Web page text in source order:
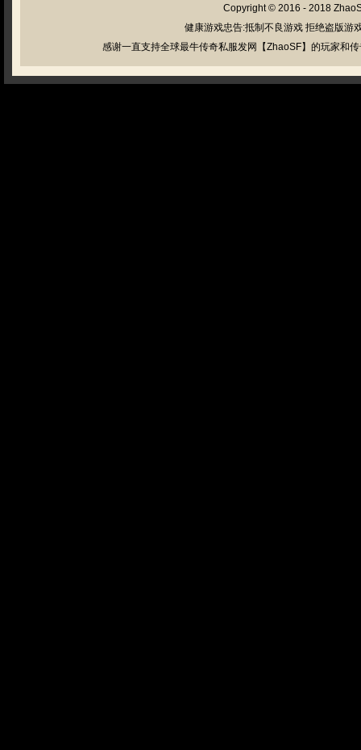
Copyright © 2016 - 2018
健康游戏忠告:抵制不良游戏 拒绝盗版游
感谢一直支持全球最牛传奇私服发网【ZhaoSF】的玩家和